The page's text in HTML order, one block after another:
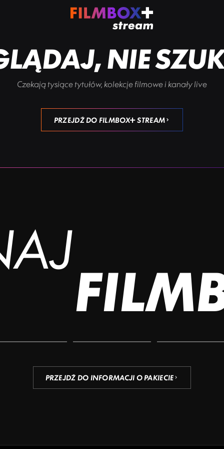
NIE
Czekają tysiące tytułów, kolekcje filmowe i kanały live
PRZEJDŹ DO FILMBOX+ STREAM
PRZEJDŹ DO INFORMACJI O PAKIECIE